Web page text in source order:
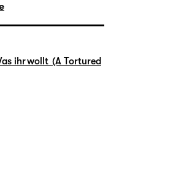
ihr wollt (A Tortured